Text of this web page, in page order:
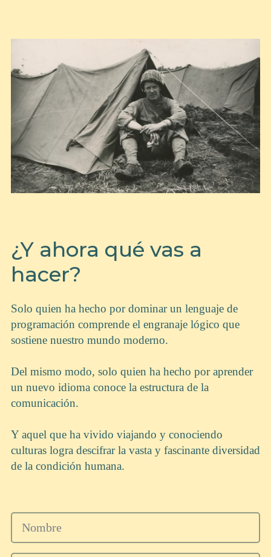
¿Y ahora qué vas a
hacer?
Solo quien ha hecho por dominar un lenguaje de
programación comprende el engranaje lógico que
sostiene nuestro mundo moderno.
Del mismo modo, solo quien ha hecho por aprender
un nuevo idioma conoce la estructura de la
comunicación.
Y aquel que ha vivido viajando y conociendo
culturas logra descifrar la vasta y fascinante diversidad
de la condición humana.